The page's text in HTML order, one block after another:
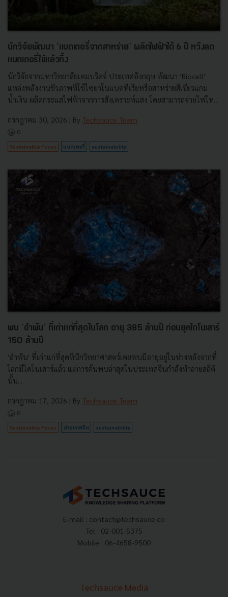
นักวิจัยพัฒนา ‘แบตเตอรี่จากสาหร่าย’ ผลิตไฟฟ้าได้ 6 ปี หวังลด
แบตเตอรี่ใช้แล้วทิ้ง
นักวิจัยจากมหาวิทยาลัยเคมบริดจ์ ประเทศอังกฤษ พัฒนา ‘Biocell’
แหล่งพลังงานชีวภาพที่ใช้ไซยาโนแบคทีเรียหรือสาหร่ายสีเขียวแกม
น้ำเงิน ผลิตกระแสไฟฟ้าจากการสังเคราะห์แสง โดยสามารถจ่ายไฟให...
กรกฎาคม 30, 2026 | By Techsauce Team
0
Sustainable Focus แบตเตอรี่ sustainability
พบ ‘อำพัน’ ที่เก่าแก่ที่สุดในโลก อายุ 385 ล้านปี ก่อนยุคไดโนเสาร์
150 ล้านปี
'อำพัน' ที่เก่าแก่ที่สุดที่นักวิทยาศาสตร์เคยพบมีอายุอยู่ในช่วงหลังจากที่
โลกมีไดโนเสาร์แล้ว แต่การค้นพบล่าสุดในประเทศจีนกำลังทำลายสถิติ
นั้น...
กรกฎาคม 17, 2026 | By Techsauce Team
0
Sustainable Focus ประเทศจีน sustainability
E-mail : contact@techsauce.co
Tel : 02-001-5375
Mobile : 06-4658-9500
Techsauce Media